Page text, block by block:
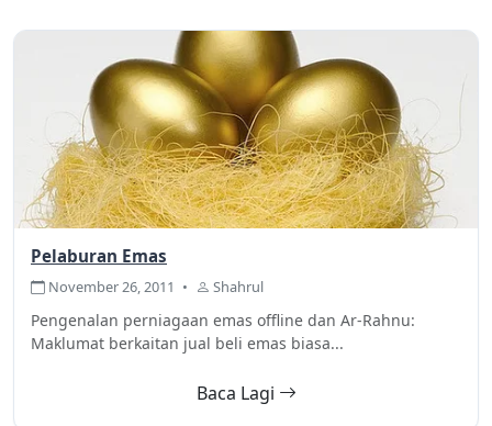
Pelaburan Emas
November 26, 2011 • Shahrul
Pengenalan perniagaan emas offline dan Ar-Rahnu:
Maklumat berkaitan jual beli emas biasa...
Baca Lagi